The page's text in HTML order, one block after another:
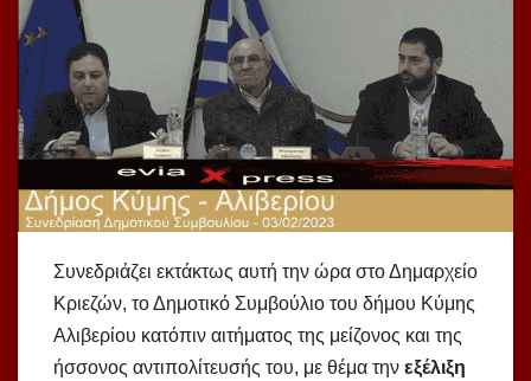
Συνεδριάζει εκτάκτως αυτή την ώρα στο Δημαρχείο
Κριεζών, το Δημοτικό Συμβούλιο του δήμου Κύμης
Αλιβερίου κατόπιν αιτήματος της μείζονος και της
ήσσονος αντιπολίτευσής του, με θέμα την εξέλιξη